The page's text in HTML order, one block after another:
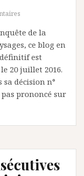
de la
ce blog en
est
20 juillet 2016.
décision n°
pas prononcé sur